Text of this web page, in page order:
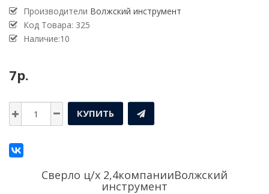
Производители Волжский инструмент
Код Товара: 325
Наличие:10
7р.
КУПИТЬ
Сверло ц/х 2,4компанииВолжский
инструмент